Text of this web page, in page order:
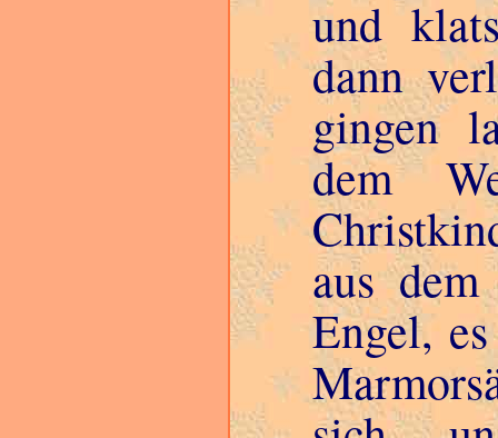
und
dann
gingen
dem
aus
Engel,